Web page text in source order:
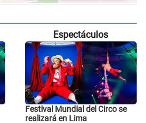
Espectáculos
Festival Mundial del Circo se
realizará en Lima